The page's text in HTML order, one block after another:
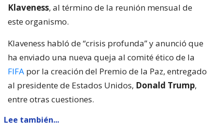
Klaveness, al término de la reunión mensual de
este organismo.
Klaveness habló de “crisis profunda” y anunció que
ha enviado una nueva queja al comité ético de la
FIFA por la creación del Premio de la Paz, entregado
al presidente de Estados Unidos, Donald Trump,
entre otras cuestiones.
Lee también...